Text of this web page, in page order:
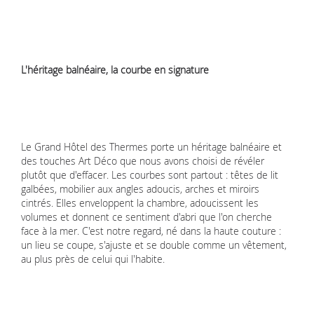
L'héritage balnéaire, la courbe en signature
Le Grand Hôtel des Thermes porte un héritage balnéaire et
des touches Art Déco que nous avons choisi de révéler
plutôt que d'effacer. Les courbes sont partout : têtes de lit
galbées, mobilier aux angles adoucis, arches et miroirs
cintrés. Elles enveloppent la chambre, adoucissent les
volumes et donnent ce sentiment d'abri que l'on cherche
face à la mer. C'est notre regard, né dans la haute couture :
un lieu se coupe, s'ajuste et se double comme un vêtement,
au plus près de celui qui l'habite.